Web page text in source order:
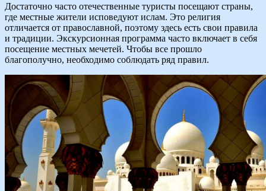
Достаточно часто отечественные туристы посещают страны,
где местные жители исповедуют ислам. Это религия
отличается от православной, поэтому здесь есть свои правила
и традиции. Экскурсионная программа часто включает в себя
посещение местных мечетей. Чтобы все прошло
благополучно, необходимо соблюдать ряд правил.